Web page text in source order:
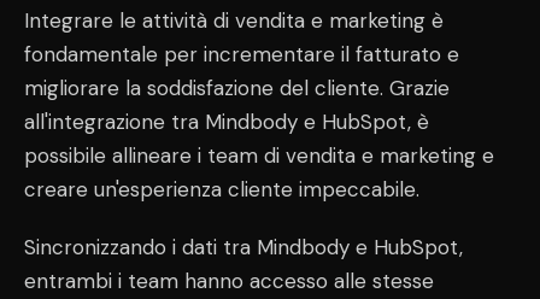
Integrare le attività di vendita e marketing è
fondamentale per incrementare il fatturato e
migliorare la soddisfazione del cliente. Grazie
all'integrazione tra Mindbody e HubSpot, è
possibile allineare i team di vendita e marketing e
creare un'esperienza cliente impeccabile.
Sincronizzando i dati tra Mindbody e HubSpot,
entrambi i team hanno accesso alle stesse